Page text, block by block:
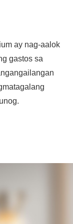
ay nag-aalok
gastos sa